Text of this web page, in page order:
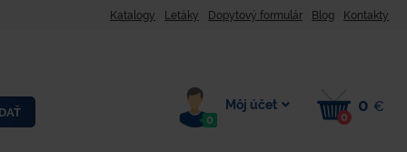
Katalogy Letáky Dopytový formulár Blog Kontakty
0
Môj účet
0
0 €